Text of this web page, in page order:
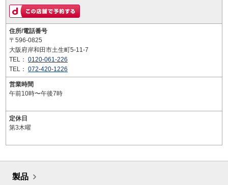
住所/電話番号
〒596-0825
大阪府岸和田市土生町5-11-7
TEL： 0120-061-226
TEL： 072-420-1226
営業時間
午前10時〜午後7時
定休日
第3木曜
製品